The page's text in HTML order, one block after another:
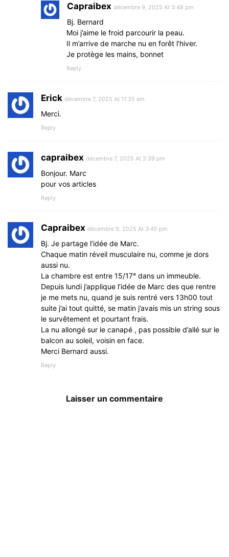
Capraibex décembre 9, 2025 At 3:48 pm
Bj. Bernard
Moi j’aime le froid parcourir la peau.
Il m’arrive de marche nu en forêt l’hiver.
Je protège les mains, bonnet
Reply
Erick décembre 7, 2025 At 11:35 am
Merci.
Reply
capraibex décembre 7, 2025 At 2:39 pm
Bonjour. Marc
pour vos articles
Reply
Capraibex décembre 9, 2025 At 3:45 pm
Bj. Je partage l’idée de Marc.
Chaque matin réveil musculaire nu, comme je dors
aussi nu.
La chambre est entre 15/17° dans un immeuble.
Depuis lundi j’applique l’idée de Marc des que rentre
je me mets nu, quand je suis rentré vers 13h00 tout
suite j’ai tout quitté, se matin j’avais mis un string sous
le survêtement et pourtant frais.
La nu allongé sur le canapé , pas possible d’allé sur le
balcon au soleil, voisin en face.
Merci Bernard aussi.
Reply
Laisser un commentaire